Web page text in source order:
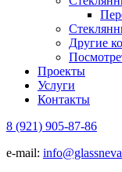
Другие
Проекты
Услуги
Контакты
8 (921) 905-87-86
e-mail: